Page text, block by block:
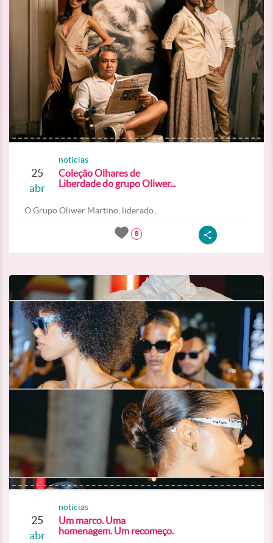
25
abr
noticias
Coleção Olhares de
Liberdade do grupo Oliwer...
O Grupo Oliwer Martino, liderado...
8
25
abr
noticias
Um marco. Uma
homenagem. Um recomeço.